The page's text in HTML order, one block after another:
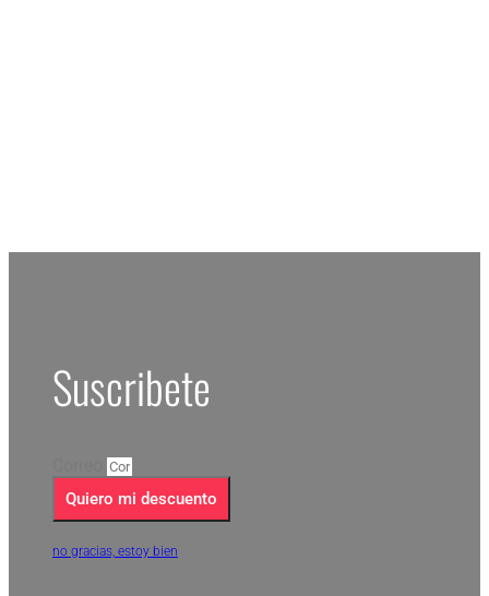
Suscribete
Quiero mi descuento
no gracias, estoy bien